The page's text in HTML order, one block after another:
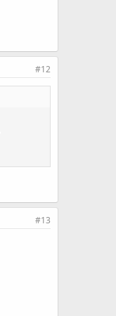
#12
#13